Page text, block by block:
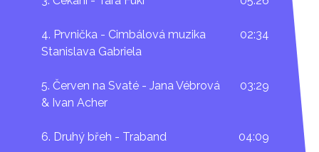
písně na sklonku 60. let. Nejdříve vystupoval jako
osamělý písničkář, později coby člen folk-rockové
přerostl, když v roce 1979 sestavil dodnes kultovní
skupinu Mozart K. V první polovině 80. let se Janota
písničkářů, ale věhlas a halas nesvědčil jeho
4. Prvnička - Cimbálová muzika
Stanislava Gabriela
02:34
5. Červen na Svaté - Jana Vébrová
& Ivan Acher
03:29
6. Druhý břeh - Traband 04:09